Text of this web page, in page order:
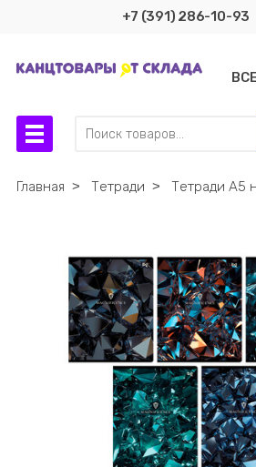
+7 (391) 286-10-93
Главная ˃ Тетради ˃ Тетради А5